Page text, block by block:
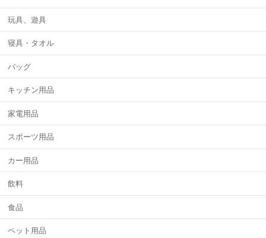
玩具、遊具
寝具・タオル
バッグ
キッチン用品
家電用品
スポーツ用品
カー用品
飲料
食品
ペット用品